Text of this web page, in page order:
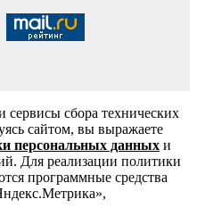
сервисы сбора технических
сайтом, вы выражаете
персональных данных и
Для реализации политики
программные средства